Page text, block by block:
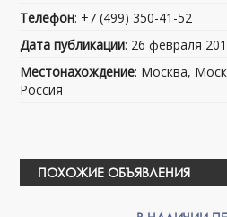
Телефон: +7 (499) 350-41-52
Дата публикации: 26 февраля
Местонахождение: Москва,
Россия
ПОХОЖИЕ ОБЪЯВЛЕНИЯ